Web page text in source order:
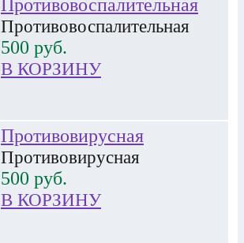
Противовоспалительная
Противовоспалительная
500 руб.
В КОРЗИНУ
Противовирусная
Противовирусная
500 руб.
В КОРЗИНУ